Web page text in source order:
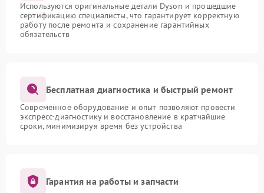
Используются оригинальные детали Dyson и прошедшие
сертификацию специалисты, что гарантирует корректную
работу после ремонта и сохранение гарантийных
обязательств
Бесплатная диагностика и быстрый ремонт
Современное оборудование и опыт позволяют провести
экспресс-диагностику и восстановление в кратчайшие
сроки, минимизируя время без устройства
Гарантия на работы и запчасти